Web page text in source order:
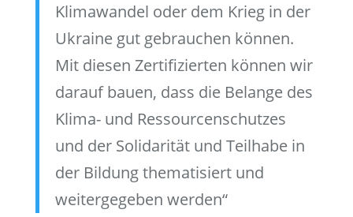
Klimawandel oder dem Krieg in der
Ukraine gut gebrauchen können.
Mit diesen Zertifizierten können wir
darauf bauen, dass die Belange des
Klima- und Ressourcenschutzes
und der Solidarität und Teilhabe in
der Bildung thematisiert und
weitergegeben werden“